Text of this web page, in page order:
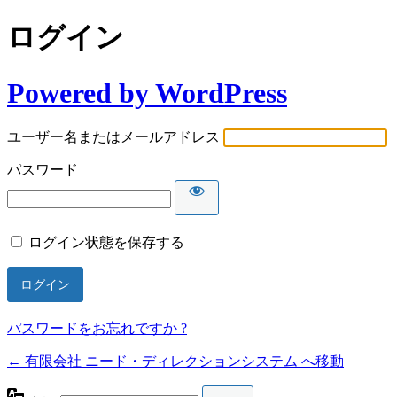
ログイン
Powered by WordPress
ユーザー名またはメールアドレス
パスワード
ログイン状態を保存する
パスワードをお忘れですか ?
← 有限会社 ニード・ディレクションシステム へ移動